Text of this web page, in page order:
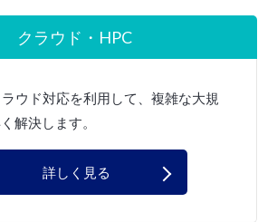
クラウド・HPC
ウド対応を利用して、複雑な大規
解決します。
詳しく見る